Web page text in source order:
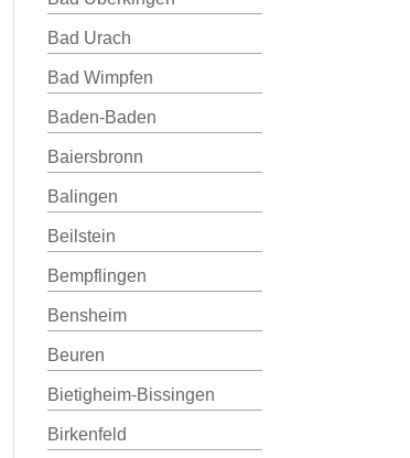
Bad Urach
Bad Wimpfen
Baden-Baden
Baiersbronn
Balingen
Beilstein
Bempflingen
Bensheim
Beuren
Bietigheim-Bissingen
Birkenfeld